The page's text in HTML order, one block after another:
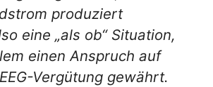
produziert
eine „als ob“ Situation,
einen Anspruch auf
Vergütung gewährt.